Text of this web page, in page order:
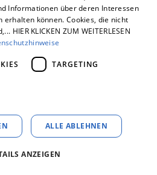
Informationen über deren Interessen
erhalten können. Cookies, die nicht
HIER KLICKEN ZUM WEITERLESEN
TARGETING
ALLE ABLEHNEN
ANZEIGEN